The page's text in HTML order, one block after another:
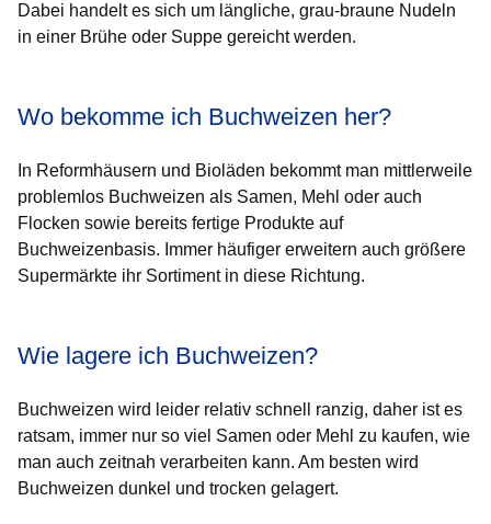
Dabei handelt es sich um längliche, grau-braune Nudeln
in einer Brühe oder Suppe gereicht werden.
Wo bekomme ich Buchweizen her?
In Reformhäusern und Bioläden bekommt man mittlerweile
problemlos Buchweizen als Samen, Mehl oder auch
Flocken sowie bereits fertige Produkte auf
Buchweizenbasis. Immer häufiger erweitern auch größere
Supermärkte ihr Sortiment in diese Richtung.
Wie lagere ich Buchweizen?
Buchweizen wird leider relativ schnell ranzig, daher ist es
ratsam, immer nur so viel Samen oder Mehl zu kaufen, wie
man auch zeitnah verarbeiten kann. Am besten wird
Buchweizen dunkel und trocken gelagert.